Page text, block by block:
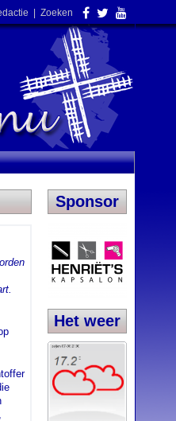
Zoeken
Sponsor
Het weer